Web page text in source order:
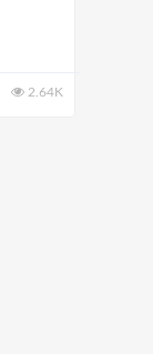
2.64K